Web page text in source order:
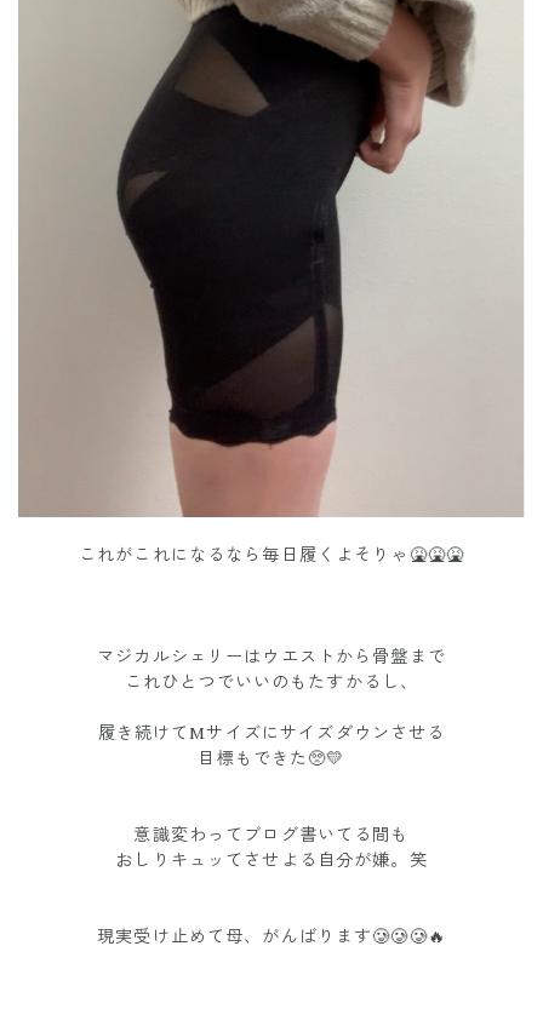
これがこれになるなら毎日履くよそりゃ🤮🤮🤮
マジカルシェリーはウエストから骨盤まで
これひとつでいいのもたすかるし、
履き続けてMサイズにサイズダウンさせる
目標もできた🥺💛
意識変わってブログ書いてる間も
おしりキュッてさせよる自分が嫌。笑
現実受け止めて母、がんばります🥲🥲🥲🔥